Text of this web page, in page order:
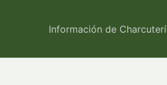
Información de